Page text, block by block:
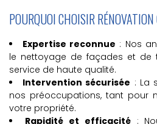
POURQUOI CHOISIR
Expertise reconnue : Nos
le nettoyage de façades et de
service de haute qualité.
Intervention sécurisée : La
nos préoccupations, tant pour
votre propriété.
Rapidité et efficacité: